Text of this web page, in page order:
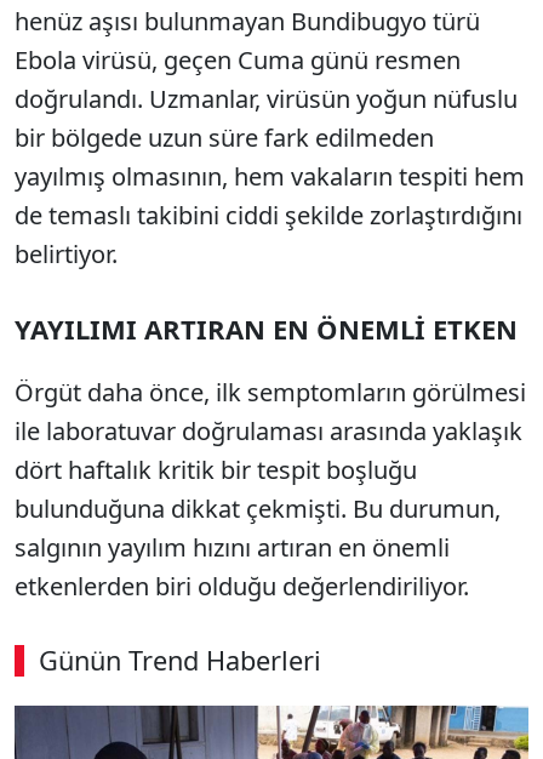
henüz aşısı bulunmayan Bundibugyo türü
Ebola virüsü, geçen Cuma günü resmen
doğrulandı. Uzmanlar, virüsün yoğun nüfuslu
bir bölgede uzun süre fark edilmeden
yayılmış olmasının, hem vakaların tespiti hem
de temaslı takibini ciddi şekilde zorlaştırdığını
belirtiyor.
YAYILIMI ARTIRAN EN ÖNEMLİ ETKEN
Örgüt daha önce, ilk semptomların görülmesi
ile laboratuvar doğrulaması arasında yaklaşık
dört haftalık kritik bir tespit boşluğu
bulunduğuna dikkat çekmişti. Bu durumun,
salgının yayılım hızını artıran en önemli
etkenlerden biri olduğu değerlendiriliyor.
Günün Trend Haberleri